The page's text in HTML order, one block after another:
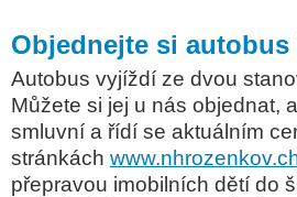
Objednejte si
Autobus vyjíždí ze dvou
Můžete si jej u nás objednat,
smluvní a řídí se aktuálním
stránkách
přepravou imobilních dětí do